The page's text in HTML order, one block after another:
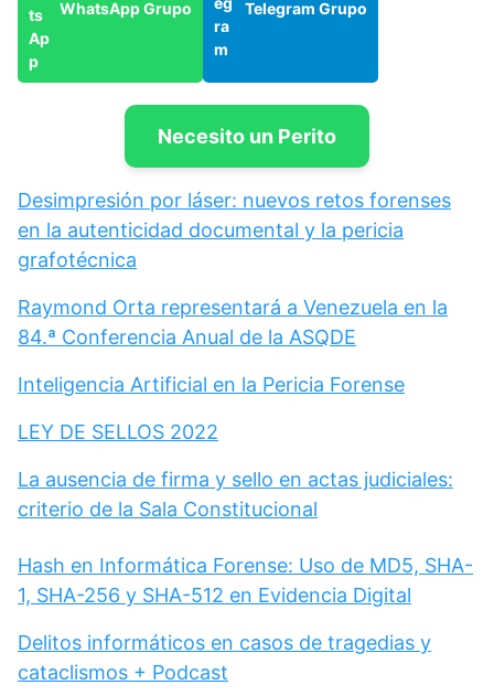
WhatsApp Grupo Telegram Grupo
Necesito un Perito
Desimpresión por láser: nuevos retos forenses
en la autenticidad documental y la pericia
grafotécnica
Raymond Orta representará a Venezuela en la
84.ª Conferencia Anual de la ASQDE
Inteligencia Artificial en la Pericia Forense
LEY DE SELLOS 2022
La ausencia de firma y sello en actas judiciales:
criterio de la Sala Constitucional
Hash en Informática Forense: Uso de MD5, SHA-
1, SHA-256 y SHA-512 en Evidencia Digital
Delitos informáticos en casos de tragedias y
cataclismos + Podcast